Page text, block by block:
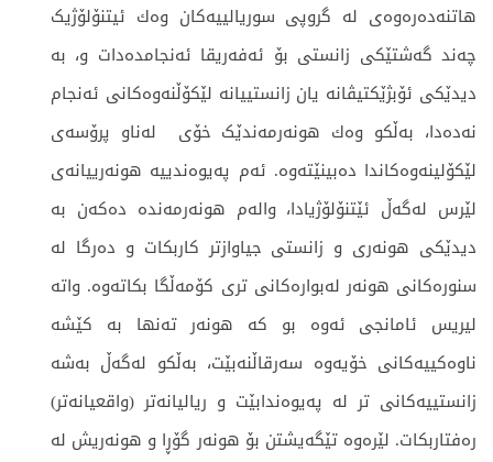
هاتنەدەرەوەی لە گروپی سوریالییەكان وەك ئیتنۆلۆژیک
چەند گەشتێکی زانستی بۆ ئەفەریقا ئەنجامدەدات و، بە
دیدێکی ئۆبژێکتیڤانە یان زانستییانە لێکۆڵنەوەکانی ئەنجام
نەدەدا، بەڵکو وەك هونەرمەندێک خۆی لەناو پرۆسەی
لێکۆلینەوەکاندا دەبینێتەوە. ئەم پەیوەندییە هونەرییانەی
لێرس لەگەڵ ئێتنۆلۆژیادا، والەم هونەرمەندە دەکەن بە
دیدێکی هونەری و زانستی جیاوازتر کاربکات و دەرگا لە
سنورەکانی هونەر لەبوارەکانی تری كۆمەڵگا بکاتەوە. واتە
لیریس ئامانجی ئەوە بو کە هونەر تەنها بە كێشە
ناوەكییەكانی خۆیەوە سەرقاڵنەبێت، بەڵكو لەگەڵ بەشە
زانستییەكانی تر لە پەیوەندابێت و ریالیانەتر (واقعیانەتر)
رەفتاربکات. لێرەوە تێگەیشتن بۆ هونەر گۆڕا و هونەریش لە